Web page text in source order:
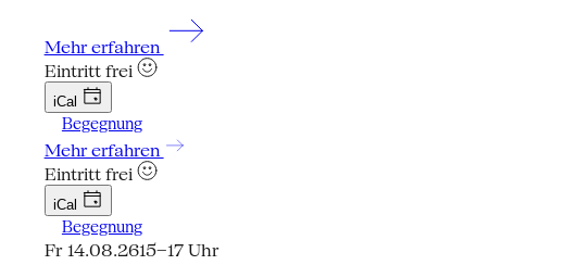
Mehr erfahren
Eintritt frei
iCal
Begegnung
Mehr erfahren
Eintritt frei
iCal
Begegnung
Fr 14.08.2615–17 Uhr